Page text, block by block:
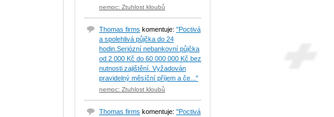
nemoc: Ztuhlost kloubů
Thomas firms komentuje: "Poctivá
a spolehlivá půjčka do 24
hodin.Seriózní nebankovní půjčka
od 2 000 Kč do 60 000 000 Kč bez
nutnosti zajištění. Vyžadován
pravidelný měsíční příjem a če..."
nemoc: Ztuhlost kloubů
Thomas firms komentuje: "Poctivá